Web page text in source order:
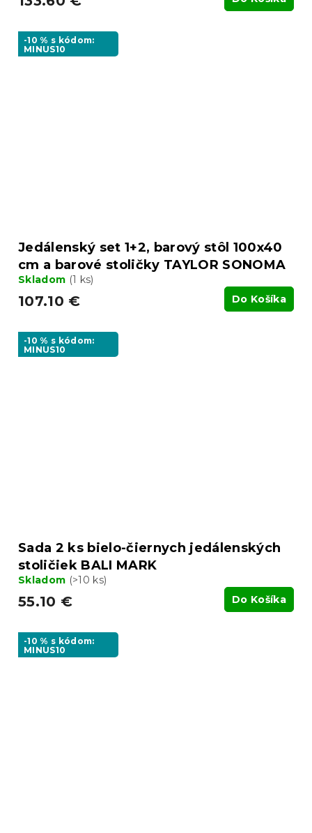
-10 % s kódom:
MINUS10
Jedálenský set 1+2, barový stôl 100x40
cm a barové stoličky TAYLOR SONOMA
Skladom (1 ks)
107.10 € Do Košíka
-10 % s kódom:
MINUS10
Sada 2 ks bielo-čiernych jedálenských
stoličiek BALI MARK
Skladom (>10 ks)
55.10 € Do Košíka
-10 % s kódom:
MINUS10